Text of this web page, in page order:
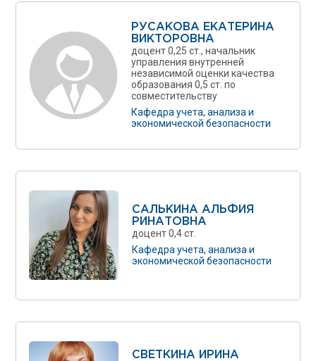
РУСАКОВА ЕКАТЕРИНА
ВИКТОРОВНА
доцент 0,25 ст., начальник
управления внутренней
независимой оценки качества
образования 0,5 ст. по
совместительству
Кафедра учета, анализа и
экономической безопасности
САЛЬКИНА АЛЬФИЯ
РИНАТОВНА
доцент 0,4 ст.
Кафедра учета, анализа и
экономической безопасности
СВЕТКИНА ИРИНА